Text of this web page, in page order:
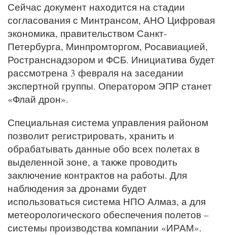
Сейчас документ находится на стадии
согласования с Минтрансом, АНО Цифровая
экономика, правительством Санкт-
Петербурга, Минпромторгом, Росавиацией,
Ространснадзором и ФСБ. Инициатива будет
рассмотрена 3 февраля на заседании
экспертной группы. Оператором ЭПР станет
«Флай дрон».
Специальная система управления районом
позволит регистрировать, хранить и
обрабатывать данные обо всех полетах в
выделенной зоне, а также проводить
заключение контрактов на работы. Для
наблюдения за дронами будет
использоваться система НПО Алмаз, а для
метеорологического обеспечения полетов –
системы производства компании «ИРАМ».